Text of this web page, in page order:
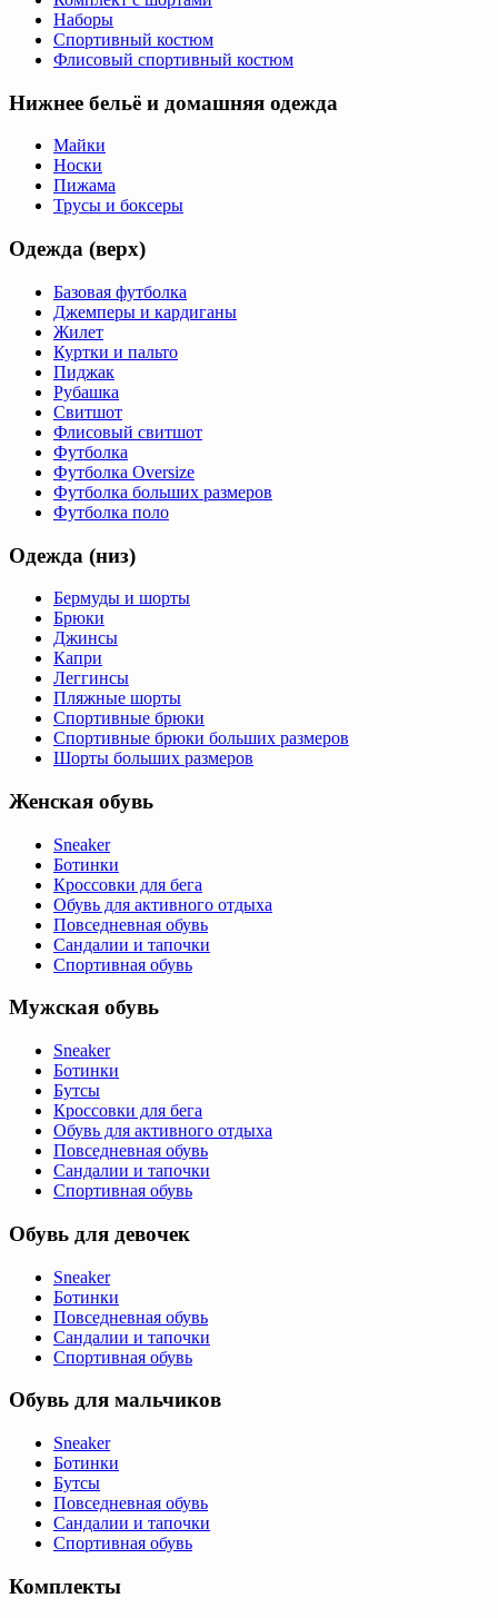
Наборы
Спортивный костюм
Флисовый спортивный костюм
Нижнее бельё и домашняя одежда
Майки
Носки
Пижама
Трусы и боксеры
Одежда (верх)
Базовая футболка
Джемперы и кардиганы
Жилет
Куртки и пальто
Пиджак
Рубашка
Свитшот
Флисовый свитшот
Футболка
Футболка Oversize
Футболка больших размеров
Футболка поло
Одежда (низ)
Бермуды и шорты
Брюки
Джинсы
Капри
Леггинсы
Пляжные шорты
Спортивные брюки
Спортивные брюки больших размеров
Шорты больших размеров
Женская обувь
Sneaker
Ботинки
Кроссовки для бега
Обувь для активного отдыха
Повседневная обувь
Сандалии и тапочки
Спортивная обувь
Мужская обувь
Sneaker
Ботинки
Бутсы
Кроссовки для бега
Обувь для активного отдыха
Повседневная обувь
Сандалии и тапочки
Спортивная обувь
Обувь для девочек
Sneaker
Ботинки
Повседневная обувь
Сандалии и тапочки
Спортивная обувь
Обувь для мальчиков
Sneaker
Ботинки
Бутсы
Повседневная обувь
Сандалии и тапочки
Спортивная обувь
Комплекты